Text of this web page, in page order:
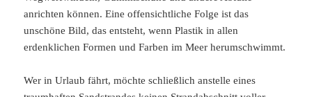
anrichten können. Eine offensichtliche Folge ist das
unschöne Bild, das entsteht, wenn Plastik in allen
erdenklichen Formen und Farben im Meer herumschwimmt.
Wer in Urlaub fährt, möchte schließlich anstelle eines